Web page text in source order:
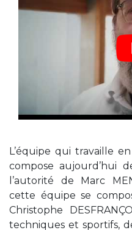
L’équipe qui travaille
compose aujourd’hui
l’autorité de Marc
cette équipe se
Christophe
techniques et sportifs,